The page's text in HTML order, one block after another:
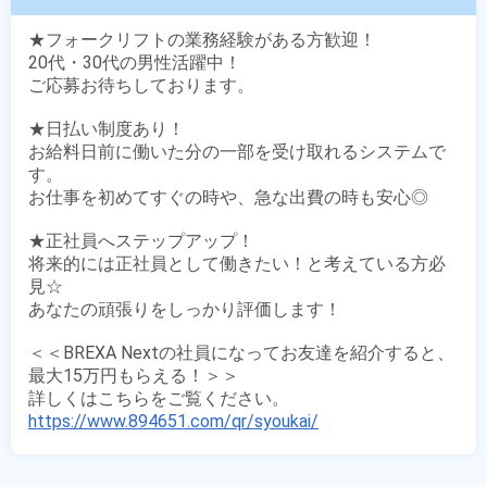
★フォークリフトの業務経験がある方歓迎！
20代・30代の男性活躍中！
ご応募お待ちしております。
★日払い制度あり！
お給料日前に働いた分の一部を受け取れるシステムで
す。
お仕事を初めてすぐの時や、急な出費の時も安心◎
★正社員へステップアップ！
将来的には正社員として働きたい！と考えている方必
見☆
あなたの頑張りをしっかり評価します！
＜＜BREXA Nextの社員になってお友達を紹介すると、
最大15万円もらえる！＞＞
https://www.894651.com/qr/syoukai/